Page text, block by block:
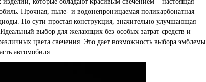
Прочная, пыле- и водонепроницаемая поликарбонатная
По сути простая конструкция, значительно улучшающая
выбор для желающих без особых затрат средств и
цвета свечения. Это дает возможность выбора эмблемы
автомобиля.